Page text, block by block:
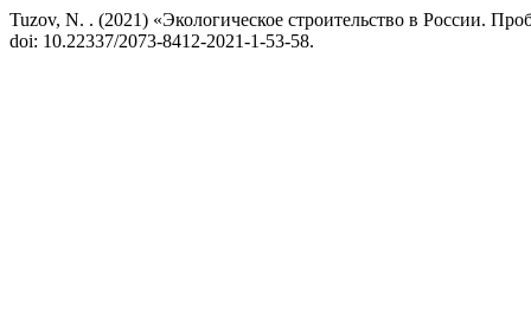
Tuzov, N. . (2021) «Экологическое строительство в России.
doi: 10.22337/2073-8412-2021-1-53-58.